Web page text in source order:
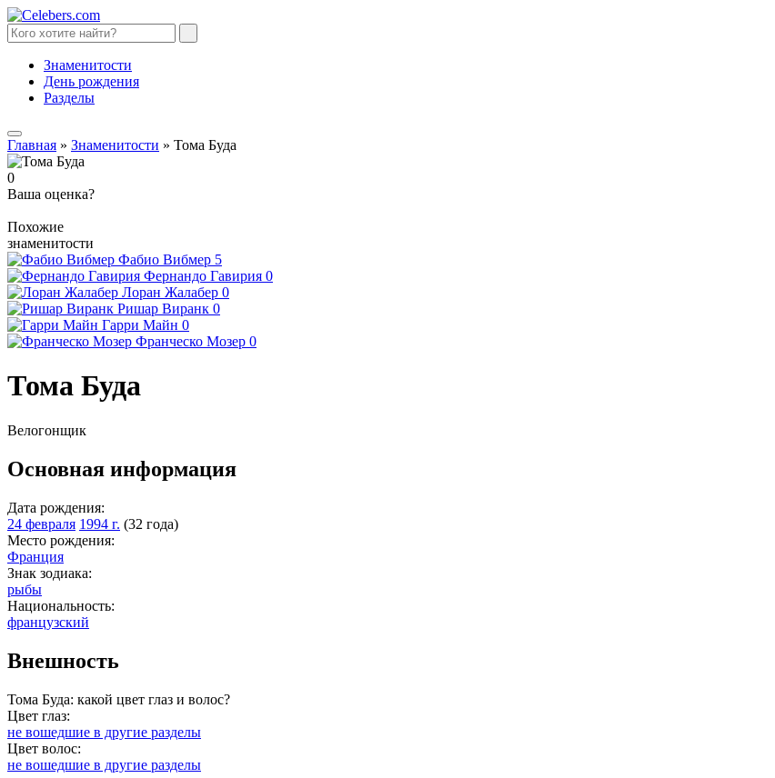
Знаменитости
День рождения
Разделы
Главная » Знаменитости » Тома Буда
0
Ваша оценка?
Похожие
знаменитости
Фабио Вибмер 5
Фернандо Гавирия 0
Лоран Жалабер 0
Ришар Виранк 0
Гарри Майн 0
Франческо Мозер 0
Тома Буда
Велогонщик
Основная информация
Дата рождения:
24 февраля 1994 г. (32 года)
Место рождения:
Франция
Знак зодиака:
рыбы
Национальность:
французский
Внешность
Тома Буда: какой цвет глаз и волос?
Цвет глаз:
не вошедшие в другие разделы
Цвет волос:
не вошедшие в другие разделы